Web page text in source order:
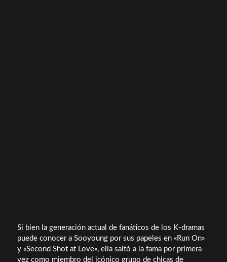
Si bien la generación actual de fanáticos de los K-dramas
puede conocer a Sooyoung por sus papeles en «Run On»
y «Second Shot at Love», ella saltó a la fama por primera
vez como miembro del icónico grupo de chicas de